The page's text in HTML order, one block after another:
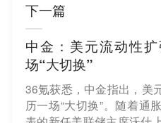
下一篇
中金：美元流动性
场“大切换”
36氪获悉，中金指出，美
历一场“大切换”。随着通